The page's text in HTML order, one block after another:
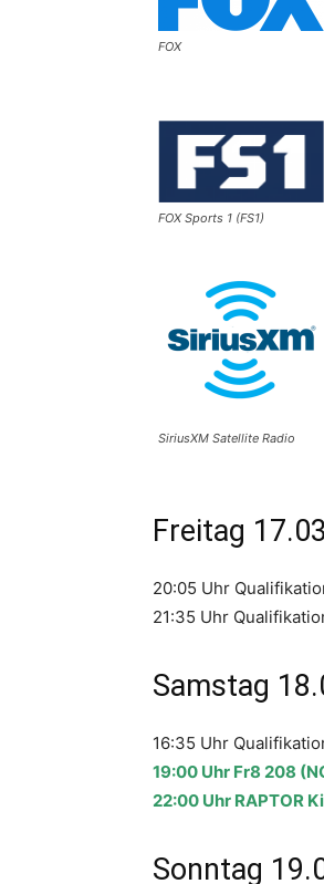
FOX
FOX Sports 1 (FS1)
SiriusXM Satellite Radio
Freitag
20:05 Uhr
21:35 Uhr
Samstag
16:35 Uhr
19:00 Uhr Fr8 208
22:00 Uhr RAPTOR
Sonntag